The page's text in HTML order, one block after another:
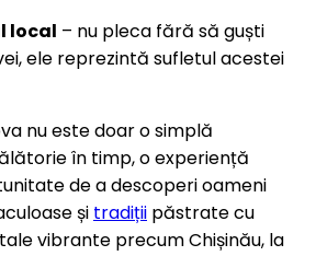
local – nu pleca fără să guști
ele reprezintă sufletul acestei
nu este doar o simplă
în timp, o experiență
de a descoperi oameni
și tradiții păstrate cu
vibrante precum Chișinău, la